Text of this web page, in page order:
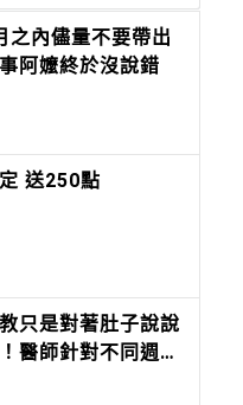
之內儘量不要帶出
阿嬤終於沒說錯
送250點
只是對著肚子說說
醫師針對不同週數